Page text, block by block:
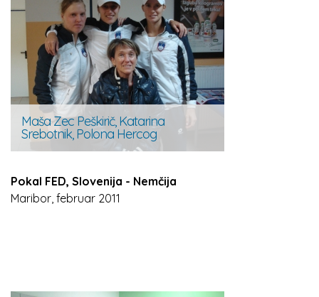
Maša Zec Peškirič, Katarina
Srebotnik, Polona Hercog
Pokal FED, Slovenija - Nemčija
Maribor, februar 2011